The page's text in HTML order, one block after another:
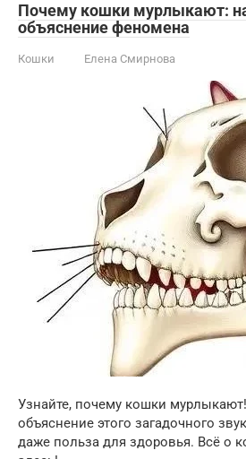
Почему кошки мурлыкают:
объяснение феномена
Кошки Елена Смирнова
Узнайте, почему кошки
объяснение этого загадочного
даже польза для здоровья. Всё о